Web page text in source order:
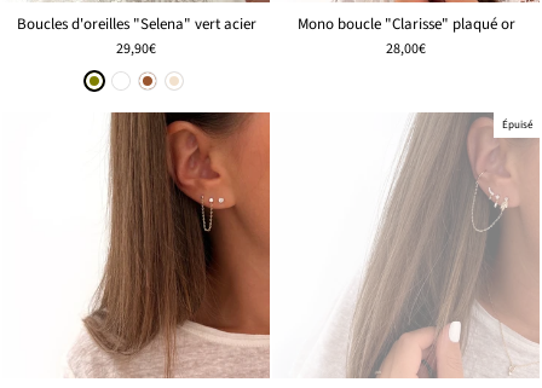
Boucles d'oreilles "Selena" vert acier
29,90€
Mono boucle "Clarisse" plaqué or
28,00€
Épuisé